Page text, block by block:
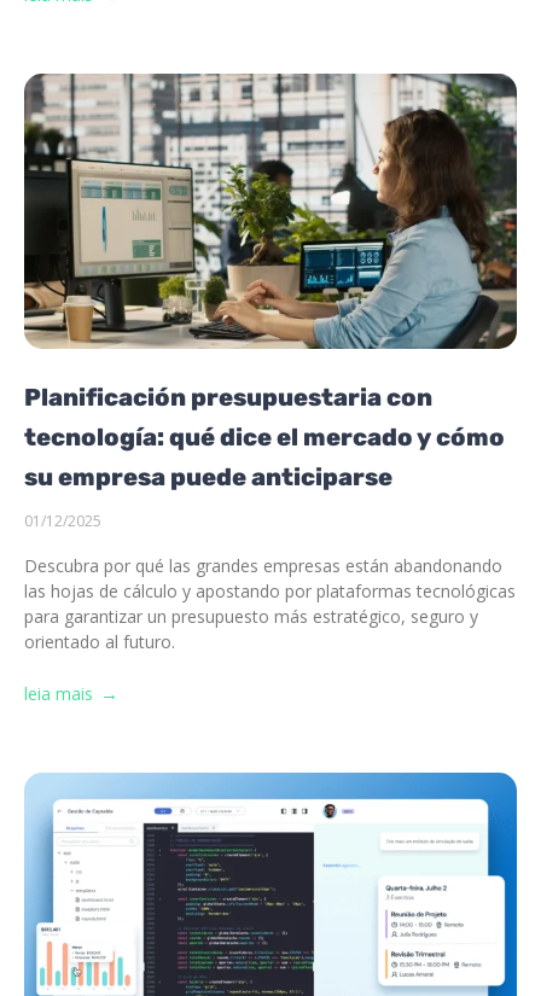
Planificación presupuestaria con
tecnología: qué dice el mercado y cómo
su empresa puede anticiparse
01/12/2025
Descubra por qué las grandes empresas están abandonando
las hojas de cálculo y apostando por plataformas tecnológicas
para garantizar un presupuesto más estratégico, seguro y
orientado al futuro.
leia mais